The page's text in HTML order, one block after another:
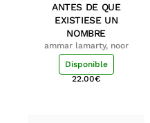
ANTES DE QUE
EXISTIESE UN
NOMBRE
ammar lamarty, noor
Disponible
22.00€